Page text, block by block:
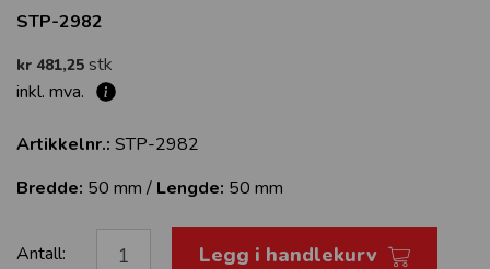
STP-2982
kr 481,25 stk
inkl. mva.
Artikkelnr.: STP-2982
Bredde: 50 mm / Lengde: 50 mm
Antall: Legg i handlekurv